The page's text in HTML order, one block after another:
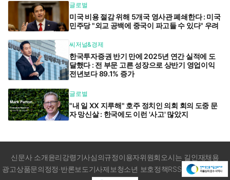
글로벌
미국 비용 절감 위해 5개국 영사관 폐쇄한다 : 미국
민주당 "외교 공백에 중국이 파고들 수 있다" 우려
씨저널&경제
한국투자증권 반기 만에 2025년 연간 실적에 도
달했다 : 전 부문 고른 성장으로 상반기 영업이익
전년보다 89.1% 증가
글로벌
"내 일 XX 지루해" 호주 정치인 의회 회의 도중 문
자 망신살 : 한국에도 이런 '사고' 많았지
신문사 소개윤리강령기사심의규정이용자위원회 오시는 길인재채용
광고상품문의정정·반론보도기사제보청소년 보호정책RSS